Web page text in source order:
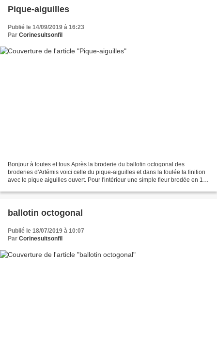
Pique-aiguilles
Publié le 14/09/2019 à 16:23
Par Corinesuitsonfil
Bonjour à toutes et tous Après la broderie du ballotin octogonal des
broderies d'Artémis voici celle du pique-aiguilles et dans la foulée la finition
avec le pique aiguilles ouvert. Pour l'intérieur une simple fleur brodée en 1fil
ballotin octogonal
Publié le 18/07/2019 à 10:07
Par Corinesuitsonfil